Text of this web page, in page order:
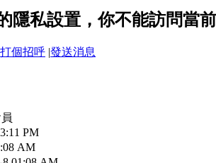
隱私設置，你不能訪問當
打個招呼 |發送消息
PM
AM